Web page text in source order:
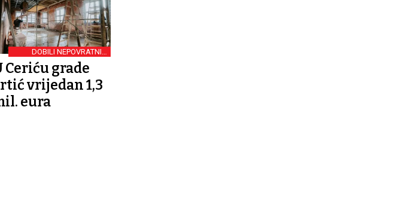
DOBILI NEPOVRATNIH
SAMO 332.000 EURA
Ceriću grade
vrijedan 1,3
eura